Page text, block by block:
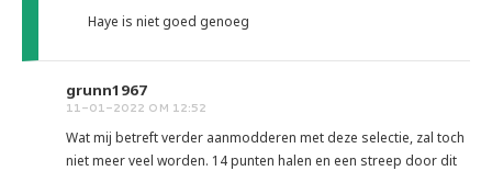
Haye is niet goed genoeg
grunn1967
11-01-2022 OM 12:52
Wat mij betreft verder aanmodderen met deze selectie, zal toch
niet meer veel worden. 14 punten halen en een streep door dit